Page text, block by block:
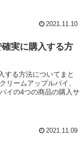
2021.11.10
実に購入する方
する方法についてまと
リームアップルパイ、
イの4つの商品の購入サ
2021.11.09